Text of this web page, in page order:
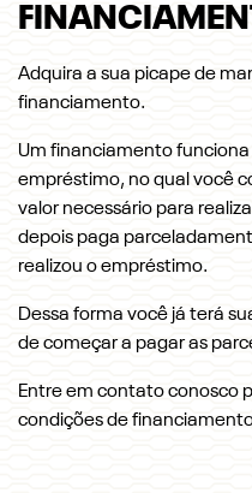
Adquira a sua picape de
financiamento.
Um financiamento
empréstimo, no qual você
valor necessário para
depois paga
realizou o empréstimo.
Dessa forma você já terá
de começar a pagar as
Entre em contato conosco
condições de